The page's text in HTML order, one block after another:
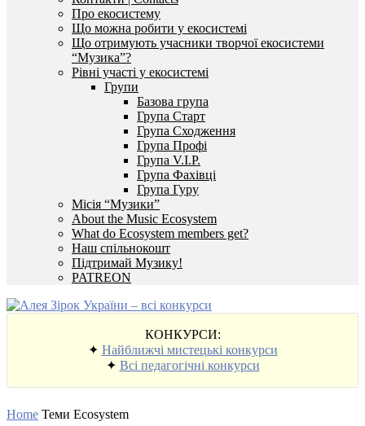
Про екосистему
Що можна робити у екосистемі
Що отримують учасники творчої екосистеми
“Музика”?
Рівні участі у екосистемі
Групи
Базова група
Група Старт
Група Сходження
Група Профі
Група V.I.P.
Група Фахівці
Група Гуру
Місія “Музики”
About the Music Ecosystem
What do Ecosystem members get?
Наш спільнокошт
Підтримай Музику!
PATREON
КОНКУРСИ:
✦ Найближчі мистецькі конкурси
✦ Всі педагогічні конкурси
Home Теми Ecosystem